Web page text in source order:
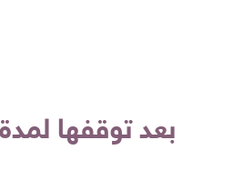
بعد توقفها